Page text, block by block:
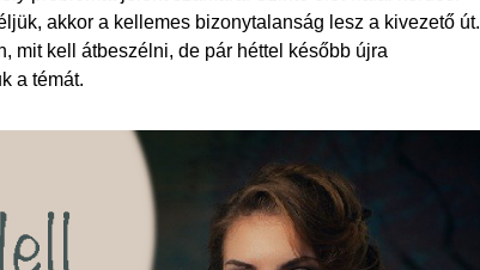
foglalkozások
akkor a kellemes bizonytalanság lesz a kivezető út.
mit kell átbeszélni, de pár héttel később újra
a témát.